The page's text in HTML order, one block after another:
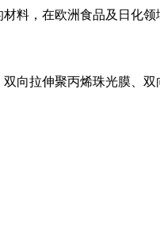
料，在欧洲食品及日化
向拉伸聚丙烯珠光膜、双